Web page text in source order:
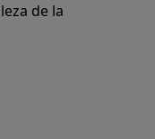
de la